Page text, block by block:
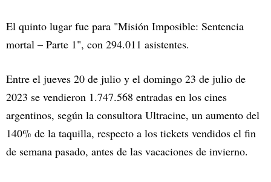
El quinto lugar fue para "Misión Imposible: Sentencia
mortal – Parte 1", con 294.011 asistentes.
Entre el jueves 20 de julio y el domingo 23 de julio de
2023 se vendieron 1.747.568 entradas en los cines
argentinos, según la consultora Ultracine, un aumento del
140% de la taquilla, respecto a los tickets vendidos el fin
de semana pasado, antes de las vacaciones de invierno.